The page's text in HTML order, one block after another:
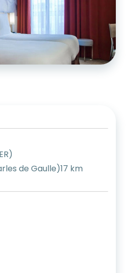
de Gaulle)17 km